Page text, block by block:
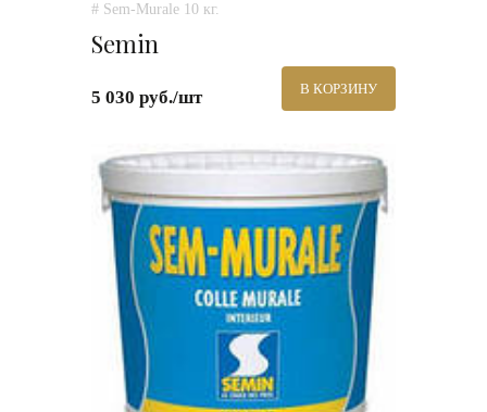
# Sem-Murale 10 кг.
Semin
5 030 руб./шт В КОРЗИНУ